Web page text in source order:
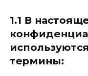
1.1 В
термины: